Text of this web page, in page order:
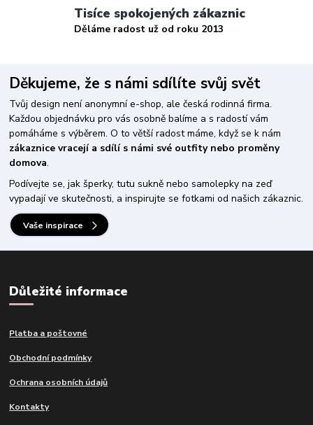
Tisíce spokojených zákaznic
Děláme radost už od roku 2013
Děkujeme, že s námi sdílíte svůj svět
Tvůj design není anonymní e-shop, ale česká rodinná firma.
Každou objednávku pro vás osobně balíme a s radostí vám
pomáháme s výběrem. O to větší radost máme, když se k nám
zákaznice vracejí a sdílí s námi své outfity nebo proměny
domova.
Podívejte se, jak šperky, tutu sukně nebo samolepky na zeď
vypadají ve skutečnosti, a inspirujte se fotkami od našich zákaznic.
Vaše inspirace
Důležité informace
Platba a poštovné
Obchodní podmínky
Ochrana osobních údajů
Kontakty